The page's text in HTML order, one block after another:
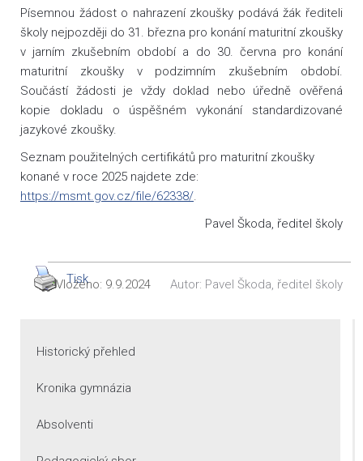
Písemnou žádost o nahrazení zkoušky podává žák řediteli
školy nejpozději do 31. března pro konání maturitní zkoušky
v jarním zkušebním období a do 30. června pro konání
maturitní zkoušky v podzimním zkušebním období.
Součástí žádosti je vždy doklad nebo úředně ověřená
kopie dokladu o úspěšném vykonání standardizované
jazykové zkoušky.
Seznam použitelných certifikátů pro maturitní zkoušky
konané v roce 2025 najdete zde:
https://msmt.gov.cz/file/62338/.
Pavel Škoda, ředitel školy
Tisk
Vloženo: 9.9.2024 Autor: Pavel Škoda, ředitel školy
Historický přehled
Kronika gymnázia
Absolventi